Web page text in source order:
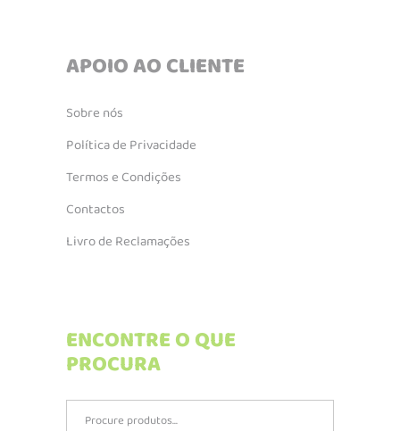
APOIO AO CLIENTE
Sobre nós
Política de Privacidade
Termos e Condições
Contactos
Livro de Reclamações
ENCONTRE O QUE
PROCURA